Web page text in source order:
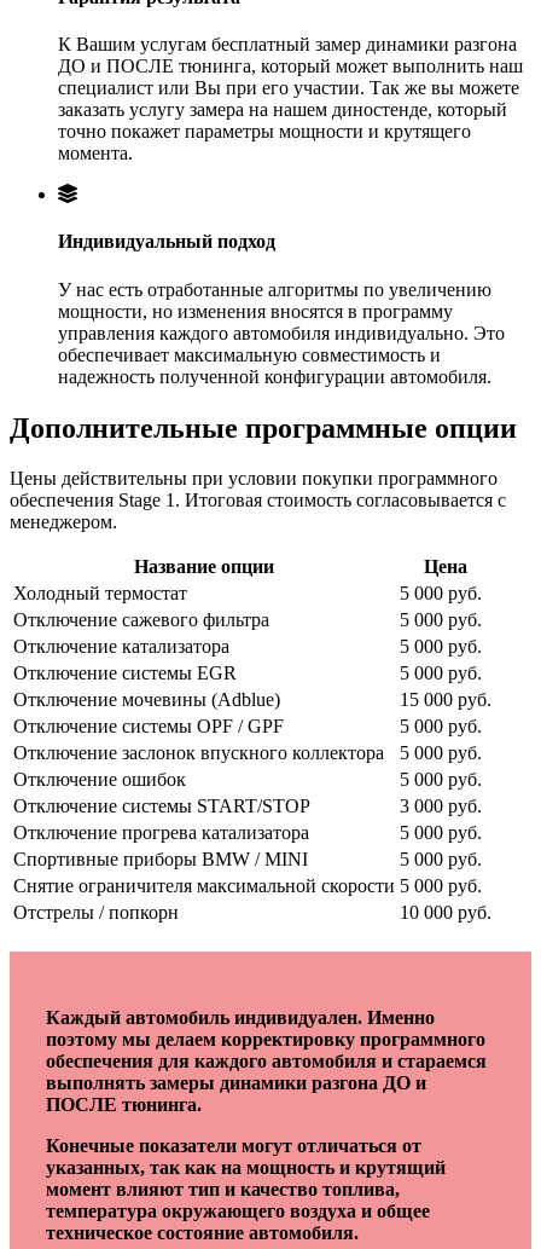
К Вашим услугам бесплатный замер динамики разгона
ДО и ПОСЛЕ тюнинга, который может выполнить наш
специалист или Вы при его участии. Так же вы можете
заказать услугу замера на нашем диностенде, который
точно покажет параметры мощности и крутящего
момента.
Индивидуальный подход
У нас есть отработанные алгоритмы по увеличению
мощности, но изменения вносятся в программу
управления каждого автомобиля индивидуально. Это
обеспечивает максимальную совместимость и
надежность полученной конфигурации автомобиля.
Дополнительные программные опции
Цены действительны при условии покупки программного
обеспечения Stage 1. Итоговая стоимость согласовывается с
менеджером.
Название опции
Цена
Холодный термостат
5 000 руб.
Отключение сажевого фильтра
5 000 руб.
Отключение катализатора
5 000 руб.
Отключение системы EGR
5 000 руб.
Отключение мочевины (Adblue)
15 000 руб.
Отключение системы OPF / GPF
5 000 руб.
Отключение заслонок впускного коллектора
5 000 руб.
Отключение ошибок
5 000 руб.
Отключение системы START/STOP
3 000 руб.
Отключение прогрева катализатора
5 000 руб.
Спортивные приборы BMW / MINI
5 000 руб.
Снятие ограничителя максимальной скорости 5 000 руб.
Отстрелы / попкорн
10 000 руб.
Каждый автомобиль индивидуален. Именно
поэтому мы делаем корректировку программного
обеспечения для каждого автомобиля и стараемся
выполнять замеры динамики разгона ДО и
ПОСЛЕ тюнинга.
Конечные показатели могут отличаться от
указанных, так как на мощность и крутящий
момент влияют тип и качество топлива,
температура окружающего воздуха и общее
техническое состояние автомобиля.